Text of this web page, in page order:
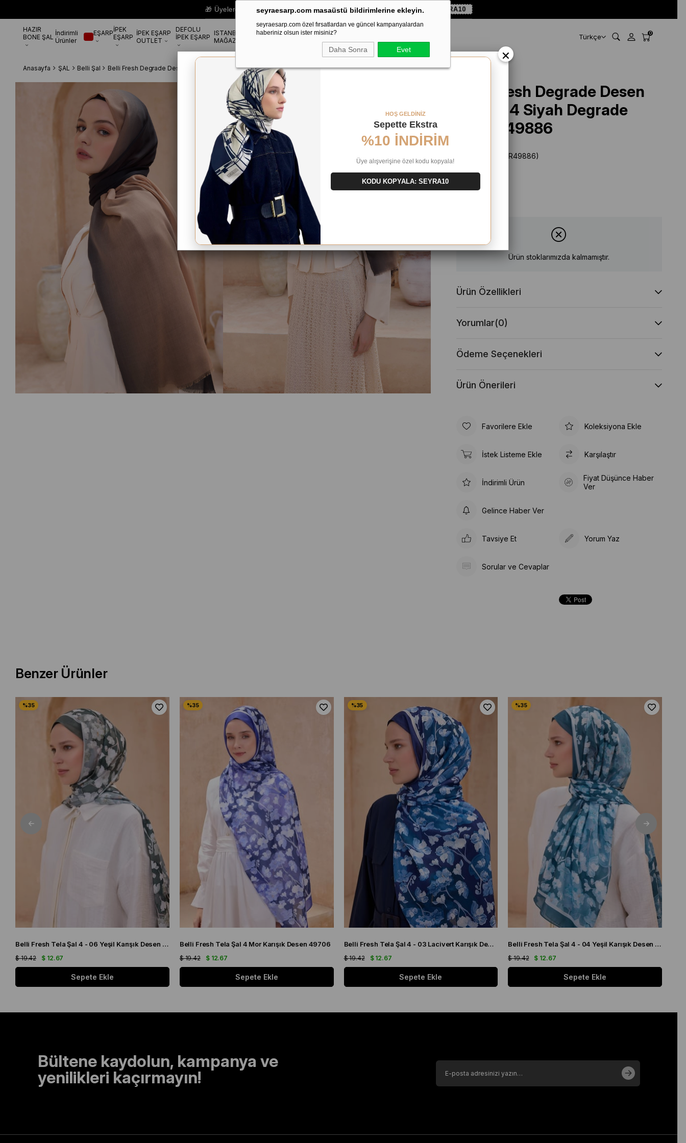
seyraesarp.com masaüstü bildirimlerine ekleyin.
seyraesarp.com özel fırsatlardan ve güncel kampanyalardan
haberiniz olsun ister misiniz?
Daha Sonra Evet
🎁 Üyelere Özel Sepette%10 EKSTRA İNDİRİM HEDİYE ÇEKİ! KOD: SEYRA10
HAZIR
BONE ŞAL İndirimli
Ürünler
EŞARPİPEK
EŞARP İPEK EŞARP
OUTLET
DEFOLU
İPEK EŞARP ISTANBUL
MAĞAZA
ŞALAKSESUAR Türkçe 0
Anasayfa ŞAL Belli Şal Belli Fresh Degrade Desen Şal 1004 Siyah Degrade Desen 49886
Belli Fresh Degrade Desen
Şal 1004 Siyah Degrade
Desen 49886
(SYR49886)
Ürün stoklarımızda kalmamıştır.
Ürün Özellikleri
Yorumlar(0)
Ödeme Seçenekleri
Ürün Önerileri
Favorilere Ekle Koleksiyona Ekle
İstek Listeme Ekle Karşılaştır
İndirimli Ürün
Fiyat Düşünce Haber
Ver
Gelince Haber Ver
Tavsiye Et Yorum Yaz
Sorular ve Cevaplar
Benzer Ürünler
Belli Fresh Tela Şal 4 - 06 Yeşil Karışık Desen 49711
$ 12.67
$ 19.42
Sepete Ekle
Belli Fresh Tela Şal 4 Mor Karışık Desen 49706
$ 12.67
$ 19.42
Sepete Ekle
Belli Fresh Tela Şal 4 - 03 Lacivert Karışık Desen 49708
$ 12.67
$ 19.42
Sepete Ekle
Belli Fresh Tela Şal 4 - 04 Yeşil Karışık Desen 49709
$ 12.67
$ 19.42
Sepete Ekle
Bültene kaydolun, kampanya ve
yenilikleri kaçırmayın!
×
HOŞ GELDİNİZ
Sepette Ekstra
%10 İNDİRİM
Üye alışverişine özel kodu kopyala!
KODU KOPYALA: SEYRA10